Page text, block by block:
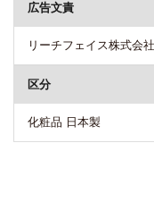
広告文責
リーチフェイス株式会
区分
化粧品 日本製